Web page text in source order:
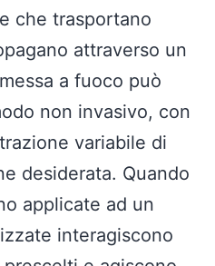
che trasportano
attraverso un
a fuoco può
non invasivo, con
variabile di
desiderata. Quando
applicate ad un
interagiscono